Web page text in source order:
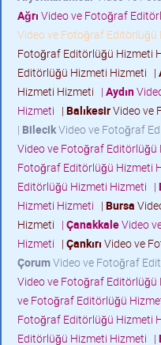
Ağrı Video ve Fotoğraf
Video ve Fotoğraf Editörlüğü
Fotoğraf Editörlüğü Hizmeti
Editörlüğü Hizmeti Hizmeti |
Hizmeti Hizmeti | Aydın
Hizmeti | BalıkesirVideo ve
| BilecikVideo ve Fotoğraf
Video ve Fotoğraf Editörlüğü
Fotoğraf Editörlüğü Hizmeti
Editörlüğü Hizmeti Hizmeti |
Hizmeti Hizmeti | Bursa
Hizmeti | ÇanakkaleVideo
Hizmeti | Çankırı Video ve
ÇorumVideo ve Fotoğraf
Video ve Fotoğraf Editörlüğü
ve Fotoğraf Editörlüğü
Fotoğraf Editörlüğü Hizmeti
Editörlüğü Hizmeti Hizmeti |